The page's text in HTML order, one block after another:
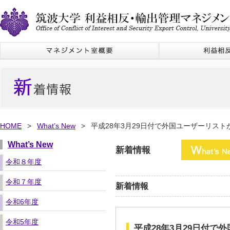
HOME > What’s New > 平成28年3月29日付で外国ユーザーリスト
新着情報
新着情報
平成28年3月29日付で
What’s New
令和８年度
令和７年度
令和6年度
令和5年度